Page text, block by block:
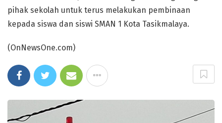
pihak sekolah untuk terus melakukan pembinaan
kepada siswa dan siswi SMAN 1 Kota Tasikmalaya.
(OnNewsOne.com)